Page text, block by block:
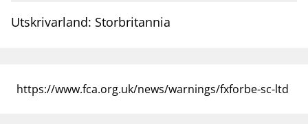
Finanstilsynets registre
business Om Finanstilsynet
Utskrivarland: Storbritannia
https://www.fca.org.uk/news/warnings/fxforbe-sc-ltd